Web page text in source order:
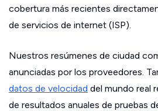
cobertura más recientes
de servicios de internet (ISP).
Nuestros resúmenes de ciudad
anunciadas por los proveedores.
datos de velocidad del mundo real
de resultados anuales de pruebas